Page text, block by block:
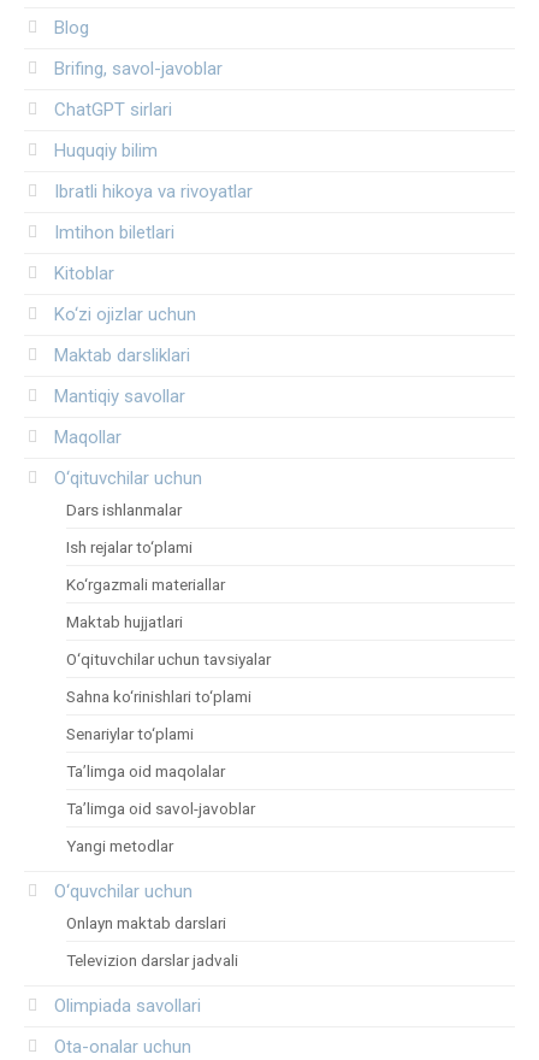
Blog
Brifing, savol-javoblar
ChatGPT sirlari
Huquqiy bilim
Ibratli hikoya va rivoyatlar
Imtihon biletlari
Kitoblar
Ko‘zi ojizlar uchun
Maktab darsliklari
Mantiqiy savollar
Maqollar
O‘qituvchilar uchun
Dars ishlanmalar
Ish rejalar to‘plami
Ko‘rgazmali materiallar
Maktab hujjatlari
O‘qituvchilar uchun tavsiyalar
Sahna ko‘rinishlari to‘plami
Senariylar to‘plami
Ta’limga oid maqolalar
Ta’limga oid savol-javoblar
Yangi metodlar
O‘quvchilar uchun
Onlayn maktab darslari
Televizion darslar jadvali
Olimpiada savollari
Ota-onalar uchun